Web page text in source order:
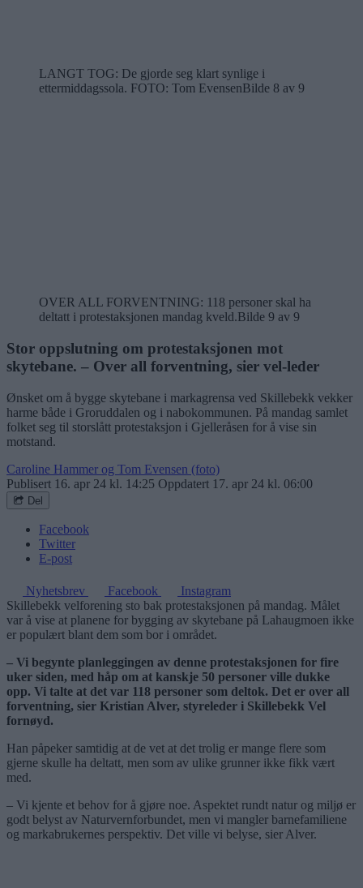
LANGT TOG: De gjorde seg klart synlige i
ettermiddagssola. FOTO: Tom EvensenBilde 8 av 9
OVER ALL FORVENTNING: 118 personer skal ha
deltatt i protestaksjonen mandag kveld.Bilde 9 av 9
Stor oppslutning om protestaksjonen mot
skytebane. – Over all forventning, sier vel-leder
Ønsket om å bygge skytebane i markagrensa ved Skillebekk vekker
harme både i Groruddalen og i nabokommunen. På mandag samlet
folket seg til storslått protestaksjon i Gjelleråsen for å vise sin
motstand.
Caroline Hammer og Tom Evensen (foto)
Publisert 16. apr 24 kl. 14:25 Oppdatert 17. apr 24 kl. 06:00
Del
Facebook
Twitter
E-post
Nyhetsbrev Facebook
Instagram
Skillebekk velforening sto bak protestaksjonen på mandag. Målet
var å vise at planene for bygging av skytebane på Lahaugmoen ikke
er populært blant dem som bor i området.
– Vi begynte planleggingen av denne protestaksjonen for fire
uker siden, med håp om at kanskje 50 personer ville dukke
opp. Vi talte at det var 118 personer som deltok. Det er over all
forventning, sier Kristian Alver, styreleder i Skillebekk Vel
fornøyd.
Han påpeker samtidig at de vet at det trolig er mange flere som
gjerne skulle ha deltatt, men som av ulike grunner ikke fikk vært
med.
– Vi kjente et behov for å gjøre noe. Aspektet rundt natur og miljø er
godt belyst av Naturvernforbundet, men vi mangler barnefamiliene
og markabrukernes perspektiv. Det ville vi belyse, sier Alver.